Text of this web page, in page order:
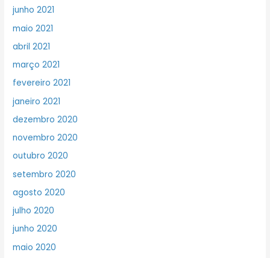
junho 2021
maio 2021
abril 2021
março 2021
fevereiro 2021
janeiro 2021
dezembro 2020
novembro 2020
outubro 2020
setembro 2020
agosto 2020
julho 2020
junho 2020
maio 2020